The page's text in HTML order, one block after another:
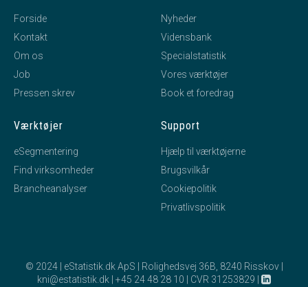
hourglass_full 15. november, 2013
revisor for virksomheden.
hourglass_full 21. januar, 2013
Beierholm Godkendt Revisionspartnerselskab
som revisor for virksomheden.
virksomheden.
BDO Holding VII, statsautoriseret revisionsaktieselskab
Forside
Kontakt
Om os
Job
Pressen skrev
Nyheder
Vidensbank
Specialstatistik
Vores værktøjer
Book et foredrag
Værktøjer
eSegmentering
Find virksomheder
Brancheanalyser
Support
Hjælp til værktøjerne
Brugsvilkår
Cookiepolitik
Privatlivspolitik
© 2024 | eStatistik.dk ApS | Rolighedsvej 36B, 8240 Risskov |
kni@estatistik.dk +45 24 48 28 10 CVR 31253829